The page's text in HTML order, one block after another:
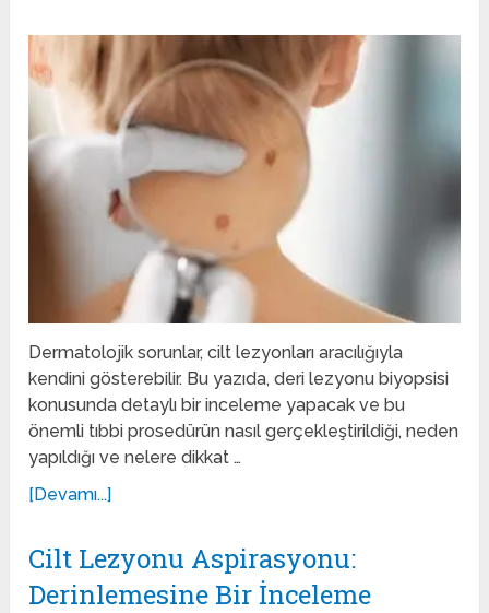
Dermatolojik sorunlar, cilt lezyonları aracılığıyla
kendini gösterebilir. Bu yazıda, deri lezyonu biyopsisi
konusunda detaylı bir inceleme yapacak ve bu
önemli tıbbi prosedürün nasıl gerçekleştirildiği, neden
yapıldığı ve nelere dikkat …
[Devamı...]
Cilt Lezyonu Aspirasyonu:
Derinlemesine Bir İnceleme